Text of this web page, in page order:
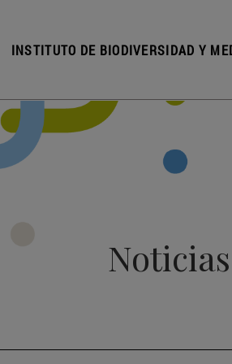
INSTITUTO DE BIODIVERSIDAD Y
Noticias